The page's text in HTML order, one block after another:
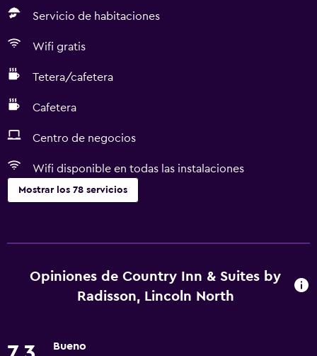
Servicio de habitaciones
Wifi gratis
Tetera/cafetera
Cafetera
Centro de negocios
Wifi disponible en todas las instalaciones
Mostrar los 78 servicios
Wifi gratis
Wifi disponible en todas las instalaciones
Opiniones de Country Inn & Suites by
Radisson, Lincoln North
Bueno